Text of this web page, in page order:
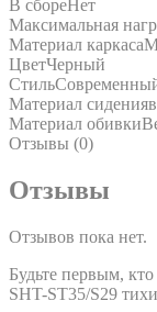
В сбореНет
Максимальная
Материал каркаса
ЦветЧерный
Стиль
Материал сидения
Материал обивки
Отзывы (0)
Отзывы
Отзывов пока нет.
Будьте первым,
SHT-ST35/S29